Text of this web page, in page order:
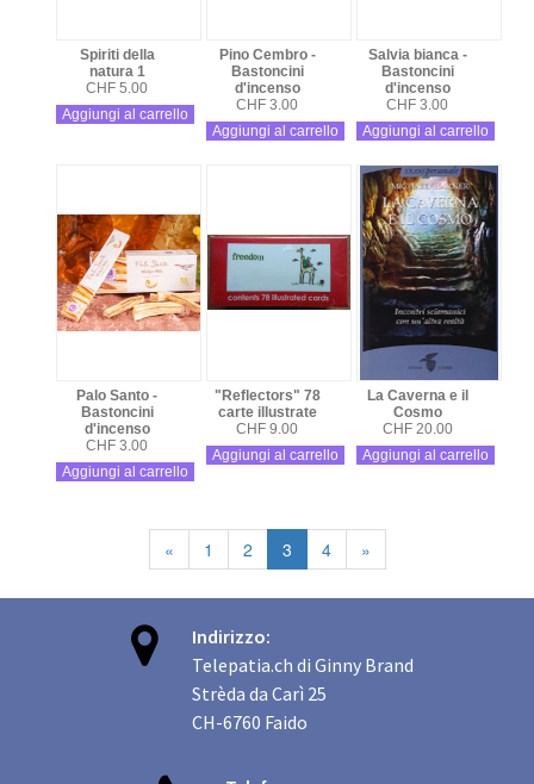
Spiriti della
natura 1
CHF 5.00
Aggiungi al carrello
Pino Cembro -
Bastoncini
d'incenso
CHF 3.00
Aggiungi al carrello
Salvia bianca -
Bastoncini
d'incenso
CHF 3.00
Aggiungi al carrello
Palo Santo -
Bastoncini
d'incenso
CHF 3.00
Aggiungi al carrello
"Reflectors" 78
carte illustrate
CHF 9.00
Aggiungi al carrello
La Caverna e il
Cosmo
CHF 20.00
Aggiungi al carrello
« 1 2 3 4 »

Indirizzo:
Telepatia.ch di Ginny Brand
Strèda da Carì 25
CH-6760 Faido